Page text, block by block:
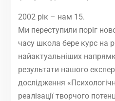
2002 рік – нам 15.
Ми переступили поріг
часу школа бере курс на
найактуальніших
результати нашого
дослідження
реалізації творчого